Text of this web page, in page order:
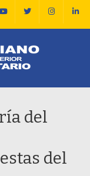
del
del